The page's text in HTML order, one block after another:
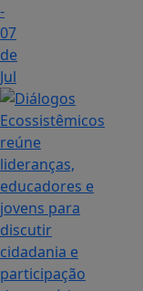
-
07
de
Jul